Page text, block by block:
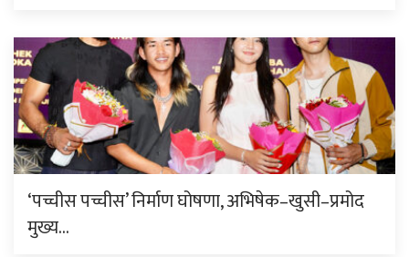
‘पच्चीस पच्चीस’ निर्माण घोषणा, अभिषेक–खुसी–प्रमोद
मुख्य…